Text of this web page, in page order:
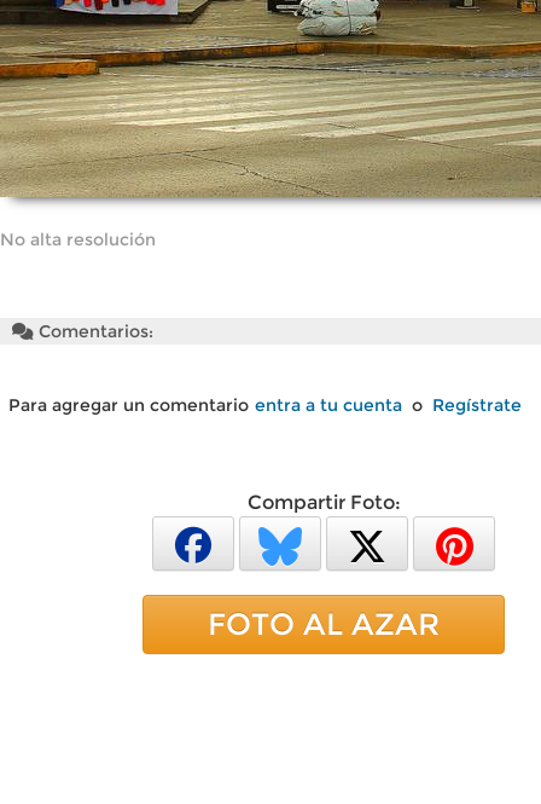
No alta resolución
Comentarios:
Para agregar un comentario entra a tu cuenta o Regístrate
Compartir Foto:
FOTO AL AZAR